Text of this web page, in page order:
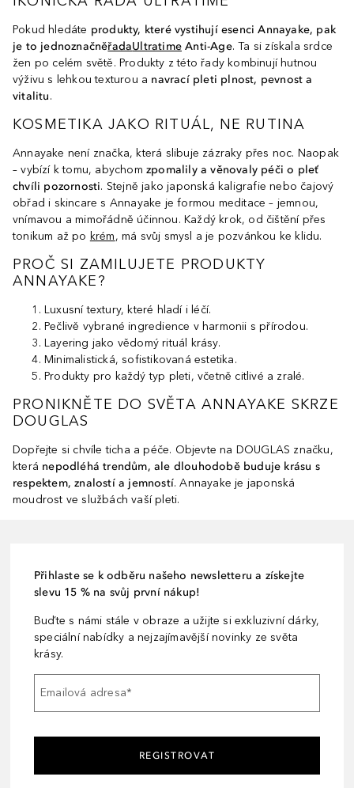
Pokud hledáte produkty, které vystihují esenci Annayake, pak
je to jednoznačněřadaUltratime Anti-Age. Ta si získala srdce
žen po celém světě. Produkty z této řady kombinují hutnou
výživu s lehkou texturou a navrací pleti plnost, pevnost a
vitalitu.
KOSMETIKA JAKO RITUÁL, NE RUTINA
Annayake není značka, která slibuje zázraky přes noc. Naopak
– vybízí k tomu, abychom zpomalily a věnovaly péči o pleť
chvíli pozornosti. Stejně jako japonská kaligrafie nebo čajový
obřad i skincare s Annayake je formou meditace – jemnou,
vnímavou a mimořádně účinnou. Každý krok, od čištění přes
tonikum až po krém, má svůj smysl a je pozvánkou ke klidu.
PROČ SI ZAMILUJETE PRODUKTY
ANNAYAKE?
Luxusní textury, které hladí i léčí.
Pečlivě vybrané ingredience v harmonii s přírodou.
Layering jako vědomý rituál krásy.
Minimalistická, sofistikovaná estetika.
Produkty pro každý typ pleti, včetně citlivé a zralé.
PRONIKNĚTE DO SVĚTA ANNAYAKE SKRZE
DOUGLAS
Dopřejte si chvíle ticha a péče. Objevte na DOUGLAS značku,
která nepodléhá trendům, ale dlouhodobě buduje krásu s
respektem, znalostí a jemností. Annayake je japonská
moudrost ve službách vaší pleti.
Přihlaste se k odběru našeho newsletteru a získejte
slevu 15 % na svůj první nákup!
Buďte s námi stále v obraze a užijte si exkluzivní dárky,
speciální nabídky a nejzajímavější novinky ze světa
krásy.
Emailová adresa*
REGISTROVAT